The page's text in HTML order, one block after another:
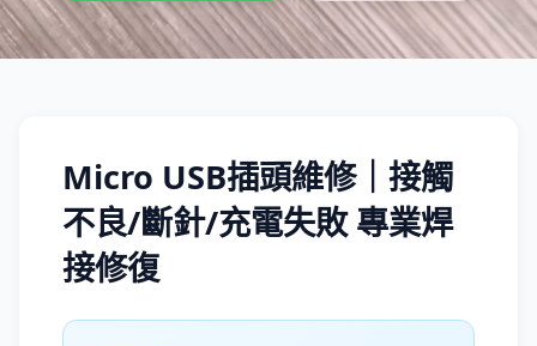
Micro USB插頭維修｜接觸
不良/斷針/充電失敗 專業焊
接修復